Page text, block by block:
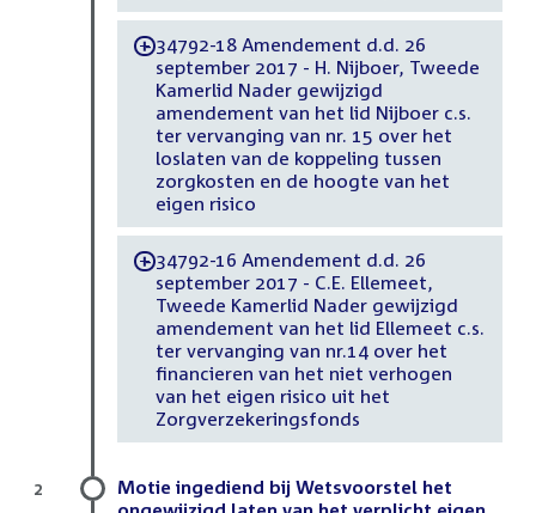
-34792-18 Amendement d.d. 26
september 2017 - H. Nijboer, Tweede
Kamerlid Nader gewijzigd
amendement van het lid Nijboer c.s.
ter vervanging van nr. 15 over het
loslaten van de koppeling tussen
zorgkosten en de hoogte van het
eigen risico
-34792-16 Amendement d.d. 26
september 2017 - C.E. Ellemeet,
Tweede Kamerlid Nader gewijzigd
amendement van het lid Ellemeet c.s.
ter vervanging van nr.14 over het
financieren van het niet verhogen
van het eigen risico uit het
Zorgverzekeringsfonds
Motie ingediend bij Wetsvoorstel het
2